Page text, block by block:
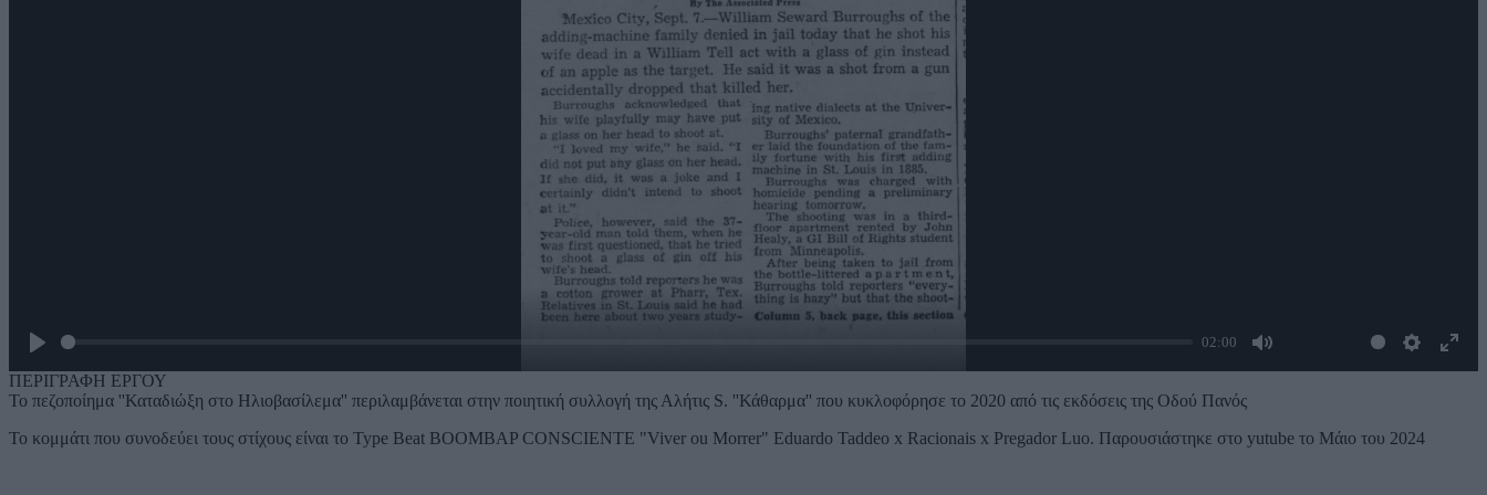
Play
02:00
Mute Settings
Enter
ΠΕΡΙΓΡΑΦΗ ΕΡΓΟΥ
Το πεζοποίημα ''Καταδιώξη στο Ηλιοβασίλεμα'' περιλαμβάνεται στην ποιητική συλλογή της Αλήτις S. ''Κάθαρμα'' που κυκλοφόρησε το 2020 από τις εκδόσεις της Οδού Πανός
Το κομμάτι που συνοδεύει τους στίχους είναι το Type Beat BOOMBAP CONSCIENTE "Viver ou Morrer" Eduardo Taddeo x Racionais x Pregador Luo. Παρουσιάστηκε στο yutube το Μάιο του 2024